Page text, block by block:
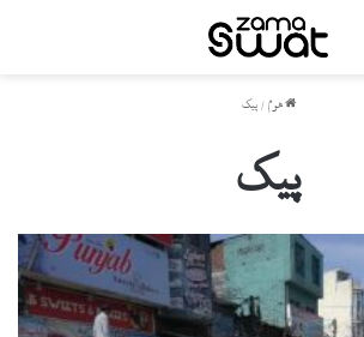
ھوم / پیک
پیک